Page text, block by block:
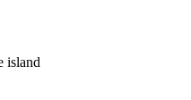
island